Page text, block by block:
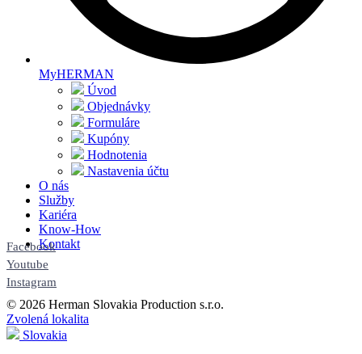
MyHERMAN
Úvod
Objednávky
Formuláre
Kupóny
Hodnotenia
Nastavenia účtu
O nás
Služby
Kariéra
Know-How
Kontakt
Facebook
Youtube
Instagram
© 2026 Herman Slovakia Production s.r.o.
Zvolená lokalita
Slovakia